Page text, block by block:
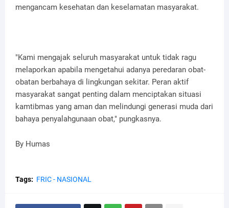
mengancam kesehatan dan keselamatan masyarakat.
"Kami mengajak seluruh masyarakat untuk tidak ragu
melaporkan apabila mengetahui adanya peredaran obat-
obatan berbahaya di lingkungan sekitar. Peran aktif
masyarakat sangat penting dalam menciptakan situasi
kamtibmas yang aman dan melindungi generasi muda dari
bahaya penyalahgunaan obat," pungkasnya.
By Humas
Tags: FRIC - NASIONAL